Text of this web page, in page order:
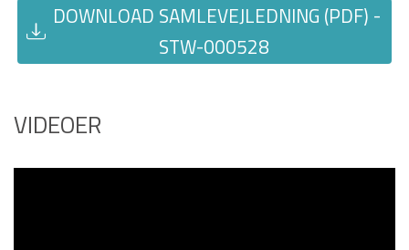
DOWNLOAD SAMLEVEJLEDNING (PDF) -
STW-000528
VIDEOER